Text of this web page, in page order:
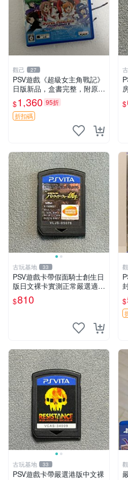
觀己 27
PSV遊戲《超級女主角戰記》
日版新品，盒書完整，附原裝
包裝，玩樂典藏款，成就全開
任你挑戰 超級女主角戰記 PS
V 游戲 日版 成就全開 DLC 全
$1,360 95折
折扣碼
$
古玩基地 33
PSV遊戲卡帶假面騎士創生日
版日文裸卡實測正常嚴選適合
收藏2張起享優惠 假面騎士
創生 PSV 卡帶
$810 $
古玩基地 33
PSV遊戲卡帶嚴選港版中文裸